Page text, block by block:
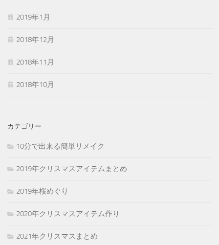
2019年1月
2018年12月
2018年11月
2018年10月
カテゴリー
10分で出来る簡単リメイク
2019年クリスマスアイテムまとめ
2019年桜めぐり
2020年クリスマスアイテム作り
2021年クリスマスまとめ